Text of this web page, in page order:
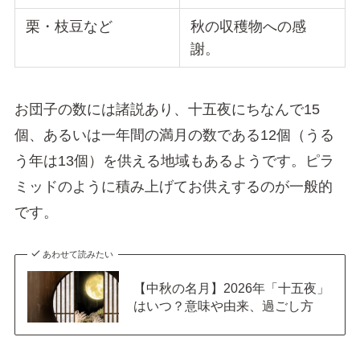
栗・枝豆など
秋の収穫物への感
謝。
お団子の数には諸説あり、十五夜にちなんで15
個、あるいは一年間の満月の数である12個（うる
う年は13個）を供える地域もあるようです。ピラ
ミッドのように積み上げてお供えするのが一般的
です。
あわせて読みたい
【中秋の名月】2026年「十五夜」
はいつ？意味や由来、過ごし方